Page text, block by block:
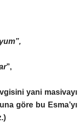
’’,
yani masivayı
göre bu Esma’yı